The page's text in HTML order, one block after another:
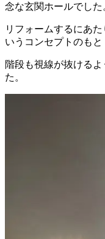
念な玄関ホールでした
リフォームするにあ
いうコンセプトのもと
階段も視線が抜ける
た。